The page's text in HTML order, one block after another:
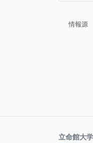
情報源
立命館大